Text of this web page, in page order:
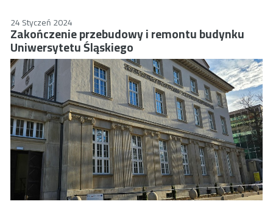
generalnym wykonawcą przebudowy i kapitalnego
remontu budynku. Realizacja kontraktu była dużym
wyzwaniem z uwagi na zabytkowy charakter budynku, co
skutkowało objęciem remontu nadzorem
konserwatorskim. Poza standardowymi robotami
budowlanymi przeprowadziliśmy szereg prac
restauratorskich, zarówno we wnętrzu, gdzie część ścian
jest pokryta stiukami, jak i na zewnątrz, przywracając
fasadę do jej dawnej świetności.
24 Styczeń 2024
Zakończenie przebudowy i remontu budynku
Uniwersytetu Śląskiego